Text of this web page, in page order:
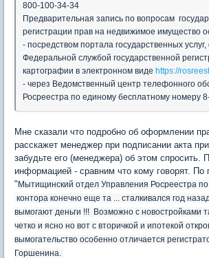
800-100-34-34
Предварительная запись по вопросам
регистрации прав на недвижимое имущество
- посредством портала государственных
Федеральной службой государственной
картографии в электронном виде https://
- через Ведомственный центр телефонного
Росреестра по единому бесплатному номеру
Мне сказали что подробно об оформлении
расскажет менеджер при подписании акта
забудьте его (менеджера) об этом спросить.
информацией - сравним что кому говорят. По
" Мытищинский отдел Управления Росреестра по
контора конечно еще та ... сталкивался год
вымогают деньги !!! Возможно с новостройками
четко и ясно но вот с вторичкой и ипотекой
вымогательство особенно отличается
Горшенина.